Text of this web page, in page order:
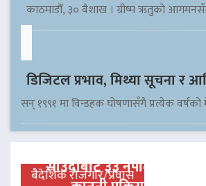
काठमाडौँ, ३० वैशाख । ग्रीष्म ऋतुको
डिजिटल प्रभाव, मिथ्या सूचना र
सन् १९९१ मा विन्डहक घोषणासँगै प्रत्येक
बैदेशिक रोजगार/प्रवास
साउदीबाट ३३ नेपाली